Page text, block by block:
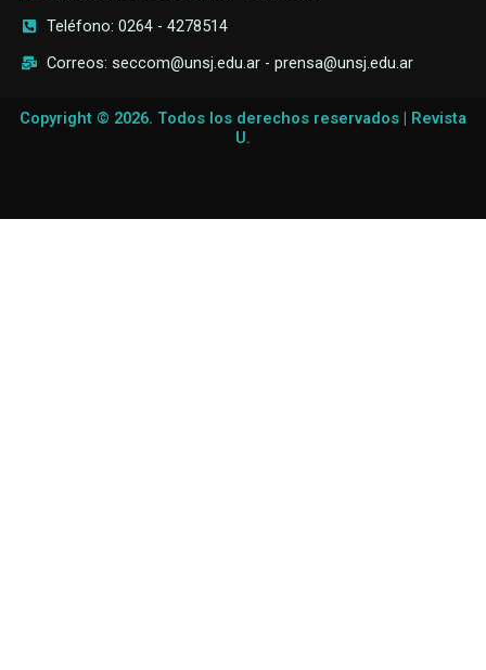
Teléfono: 0264 - 4278514
Correos: seccom@unsj.edu.ar - prensa@unsj.edu.ar
Copyright © 2026. Todos los derechos reservados | Revista
U.